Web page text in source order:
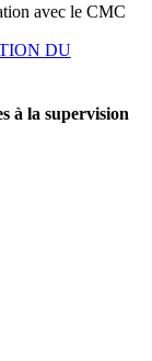
avec le CMC
DU
à la supervision